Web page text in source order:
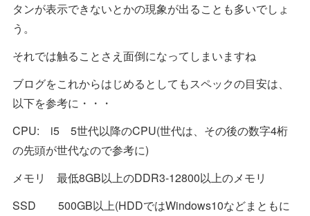
タンが表示できないとかの現象が出ることも多いでしょ
う。
それでは触ることさえ面倒になってしまいますね
ブログをこれからはじめるとしてもスペックの目安は、
以下を参考に・・・
CPU: i5 5世代以降のCPU(世代は、その後の数字4桁
の先頭が世代なので参考に)
メモリ 最低8GB以上のDDR3-12800以上のメモリ
SSD 500GB以上(HDDではWindows10などまともに